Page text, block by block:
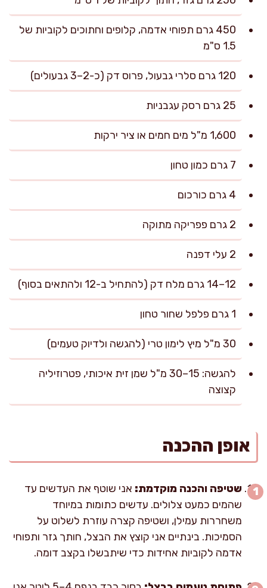
450 גרם תפוחי אדמה, קלופים וחתוכים לקוביות של
1.5 ס"מ
120 גרם סלרי גבעול, פרוס דק (כ-2–3 גבעולים)
25 גרם רסק עגבניות
1,600 מ"ל מים חמים או ציר ירקות
7 גרם כמון טחון
4 גרם כורכום
2 גרם פפריקה מתוקה
2 עלי דפנה
12–14 גרם מלח דק (להתחיל ב-12 ולהתאים בסוף)
1 גרם פלפל שחור טחון
30 מ"ל מיץ לימון טרי (להגשה ולדיוק טעמים)
להגשה: 15–30 מ"ל שמן זית איכותי, פטרוזיליה
קצוצה
אופן ההכנה
שטיפה והכנה מוקדמת: אני שוטף את העדשים עד
שהמים כמעט צלולים. עדשים כתומות במיוחד
משחררות עמילן, ושטיפה קצרה עוזרת לשלוט על
הסמיכות. בינתיים אני קוצץ את הבצל, חותך גזר ותפוחי
אדמה לקוביות אחידות כדי שיתבשלו בקצב דומה.